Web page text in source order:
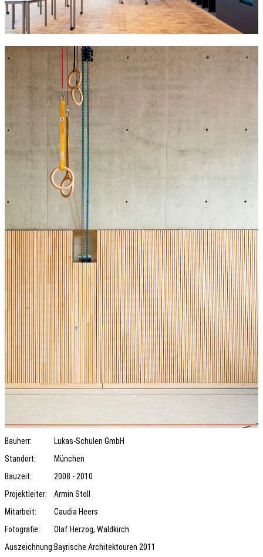
Bauherr:
Standort:
Bauzeit:
Projektleiter:
Mitarbeit:
Fotografie:
Auszeichnung:
Lukas-Schulen GmbH
München
2008 - 2010
Armin Stoll
Caudia Heers
Olaf Herzog, Waldkirch
Bayrische Architektouren 2011